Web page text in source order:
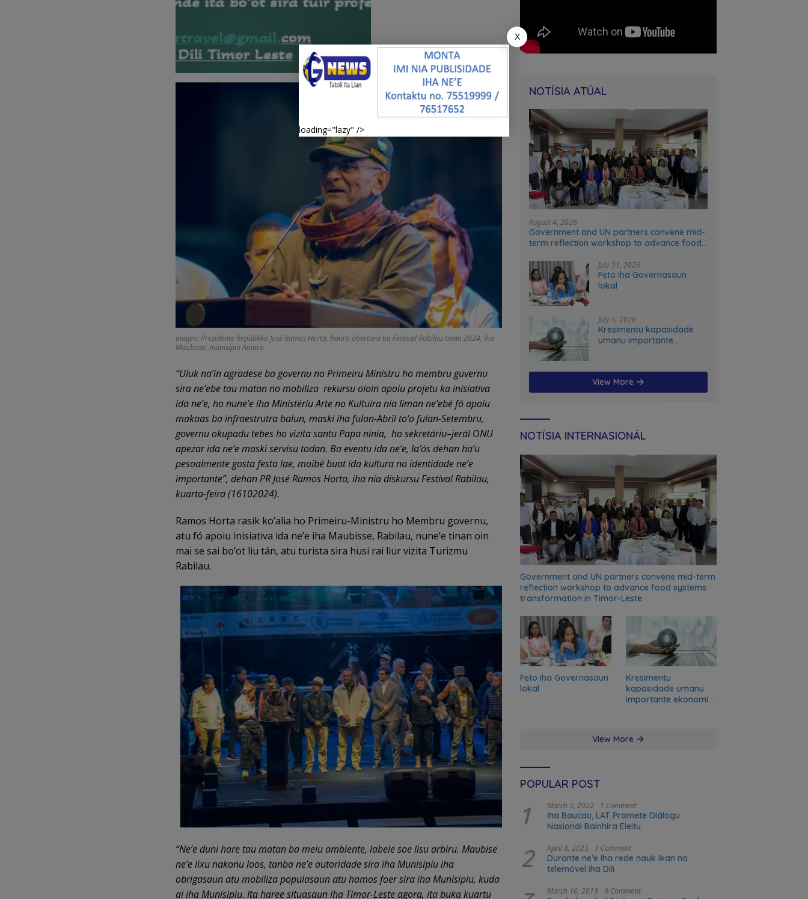
Imajen: Prezidente Repúblika José Ramos Horta, hala’o abertura ba Festival Rabilau tinan 2024, iha
Maubisse, munisípiu Ainaro
“Uluk na’in agradese ba governu no Primeiru Ministru ho membru guvernu
sira ne’ebe tau matan no mobiliza rekursu oioin apoiu projetu ka inisiativa
ida ne’e, ho nune’e iha Ministériu Arte no Kultuira nia liman ne’ebéfó apoiu
makaas ba infraestrutra balun, maskiiha fulan-Abril to’o fulan-Setembru,
governu okupadu tebes ho vizita santuPapa ninia, ho sekretáriu–jerál ONU
apezar ida ne’e maskiservisu todan. Ba eventu ida ne’e, la’ós dehan ha’u
pesoalmente gosta festa lae, maibébuat ida kultura no identidade ne’e
importante”, dehan PR JoséRamos Horta, iha nia diskursu Festival Rabilau,
kuarta-feira(16102024).
Ramos Horta rasik ko’alia ho Primeiru-Ministru ho Membru governu,
atu fó apoiu inisiativa ida ne’e iha Maubisse, Rabilau, nune’e tinan oin
mai se sai bo’ot liu tán, atu turista sira husi rai liur vizita Turizmu
Rabilau.
“Ne’e duni hare tau matan ba meiu ambiente, labele soe lisu arbiru. Maubise
ne’e lixu nakonu loos, tanba ne’e autoridade sira iha Munisipiu iha
obrigasaun atu mobiliza populasaun atu hamos foer sira iha Munisipiu, kuda
ai iha Munisipiu. Ita haree situasaun iha Timor-Leste agora, ita buka kuartu
NOTÍSIA ATÚAL
August 4, 2026
Government and UN partners convene mid-
term reflection workshop to advance food
July 31, 2026
Feto iha Governasaun
lokal
July 5, 2026
Kresimentu kapasidade
umanu importante
View More
NOTÍSIA INTERNASIONÁL
Government and UN partners convene mid-term
reflection workshop to advance food systems
transformation in Timor-Leste
Feto iha Governasaun
lokal
Kresimentu
kapasidade umanu
importante ekonomia
View More
POPULAR POST
1 March 5, 2022 1 Comment
Iha Baucau, LAT Promete Diálogu
Nasionál Bainhira Eleitu
2 April 8, 2023 1 Comment
Durante ne’e iha rede nauk ikan no
telemóvel iha Dili
March 16, 2019 0 Comment
X
loading="lazy" />